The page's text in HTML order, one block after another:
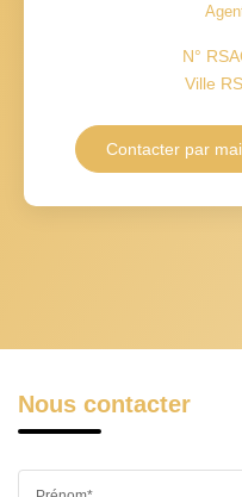
N°
Ville
Contacter par
Nous contacter